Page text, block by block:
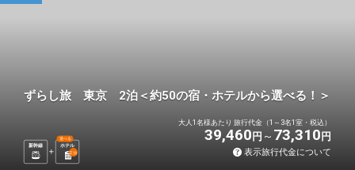
ずらし旅 東京 2泊＜約50の宿・ホテルから選べる！＞
新幹線 ホテル
選べる
2泊
大人1名様あたり 旅行代金（1～3名1室・税込）
39,460 円 73,310 円
表示旅行代金について